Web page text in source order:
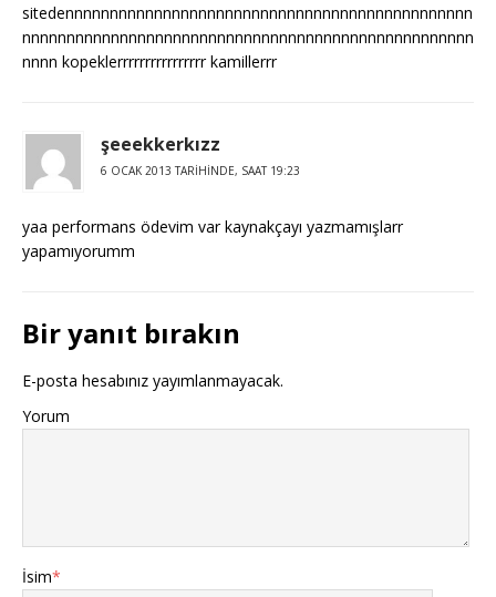
sitedennnnnnnnnnnnnnnnnnnnnnnnnnnnnnnnnnnnnnnnnnnnnn
nnnnnnnnnnnnnnnnnnnnnnnnnnnnnnnnnnnnnnnnnnnnnnnnnnn
nnnn kopeklerrrrrrrrrrrrrrrr kamillerrr
şeeekkerkızz
6 OCAK 2013 TARIHINDE, SAAT 19:23
yaa performans ödevim var kaynakçayı yazmamışlarr
yapamıyorumm
Bir yanıt bırakın
E-posta hesabınız yayımlanmayacak.
Yorum
İsim*